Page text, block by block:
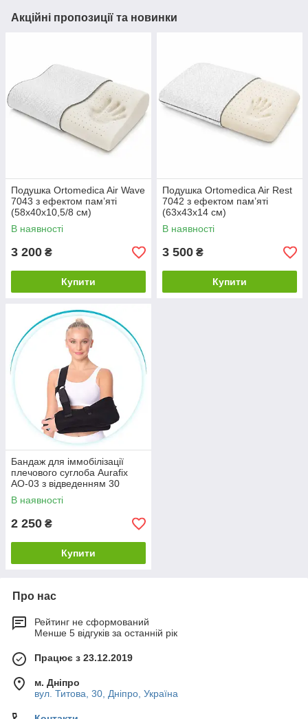
Акційні пропозиції та новинки
Подушка Ortomedica Air Wave
7043 з ефектом пам’яті
(58х40х10,5/8 см)
В наявності
3 200 ₴
Купити
Подушка Ortomedica Air Rest
7042 з ефектом пам’яті
(63х43х14 см)
В наявності
3 500 ₴
Купити
Бандаж для іммобілізації
плечового суглоба Aurafix
AO-03 з відведенням 30
градусів
В наявності
2 250 ₴
Купити
Про нас
Рейтинг не сформований
Менше 5 відгуків за останній рік
Працює з 23.12.2019
м. Дніпро
вул. Титова, 30, Дніпро, Україна